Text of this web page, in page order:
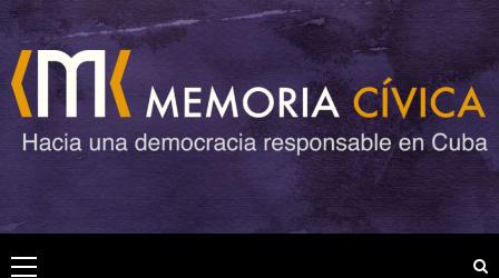
Saltar
al
contenido
Menú